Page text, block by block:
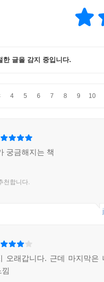
한 글을 감지 중입니다.
4 5 6 7 8 9 10
궁금해지는 책
천합니다.
오래갑니다. 근데 마지막은